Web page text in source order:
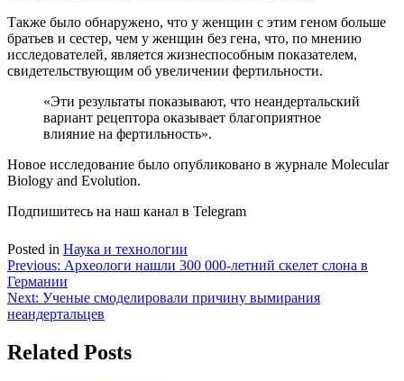
Также было обнаружено, что у женщин с этим геном больше
братьев и сестер, чем у женщин без гена, что, по мнению
исследователей, является жизнеспособным показателем,
свидетельствующим об увеличении фертильности.
«Эти результаты показывают, что неандертальский
вариант рецептора оказывает благоприятное
влияние на фертильность».
Новое исследование было опубликовано в журнале Molecular
Biology and Evolution.
Подпишитесь на наш канал в Telegram
Posted in Наука и технологии
Навигация
по
записям
Previous: Археологи нашли 300 000-летний скелет слона в
Германии
Next: Ученые смоделировали причину вымирания
неандертальцев
Related Posts